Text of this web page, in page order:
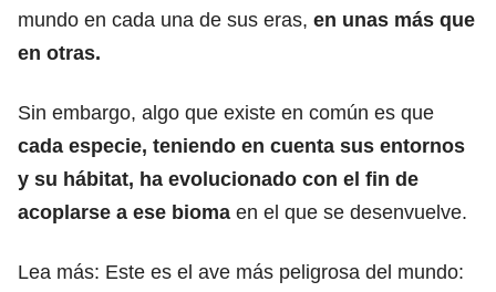
mundo en cada una de sus eras, en unas más que
en otras.
Sin embargo, algo que existe en común es que
cada especie, teniendo en cuenta sus entornos
y su hábitat, ha evolucionado con el fin de
acoplarse a ese bioma en el que se desenvuelve.
Lea más: Este es el ave más peligrosa del mundo: